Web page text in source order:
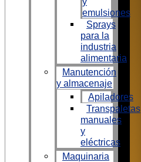
emulsiones
Sprays
para la
industria
alimentaria
Manutención
y almacenaje
Apiladores
Transpaletas
manuales
y
eléctricas
Maquinaria